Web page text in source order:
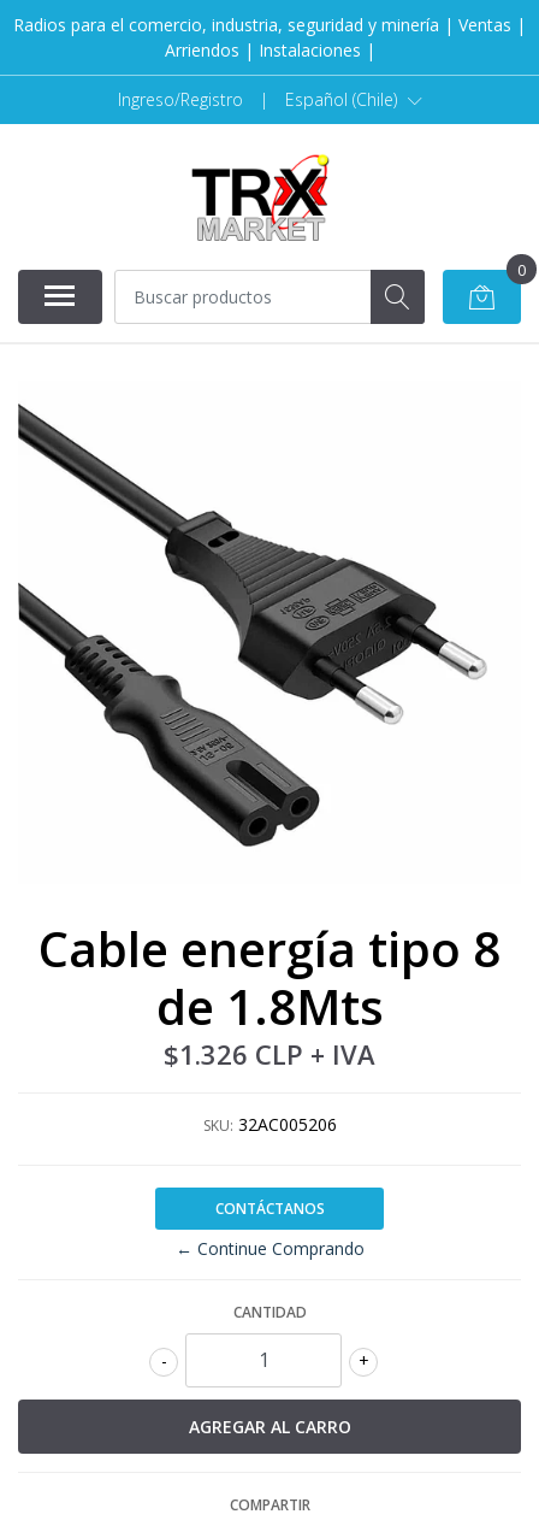
Radios para el comercio, industria, seguridad y minería | Ventas |
Arriendos | Instalaciones |
Ingreso/Registro | Español (Chile)
0
Cable energía tipo 8
de 1.8Mts
$1.326 CLP + IVA
SKU: 32AC005206
CONTÁCTANOS
← Continue Comprando
CANTIDAD
+
-
COMPARTIR